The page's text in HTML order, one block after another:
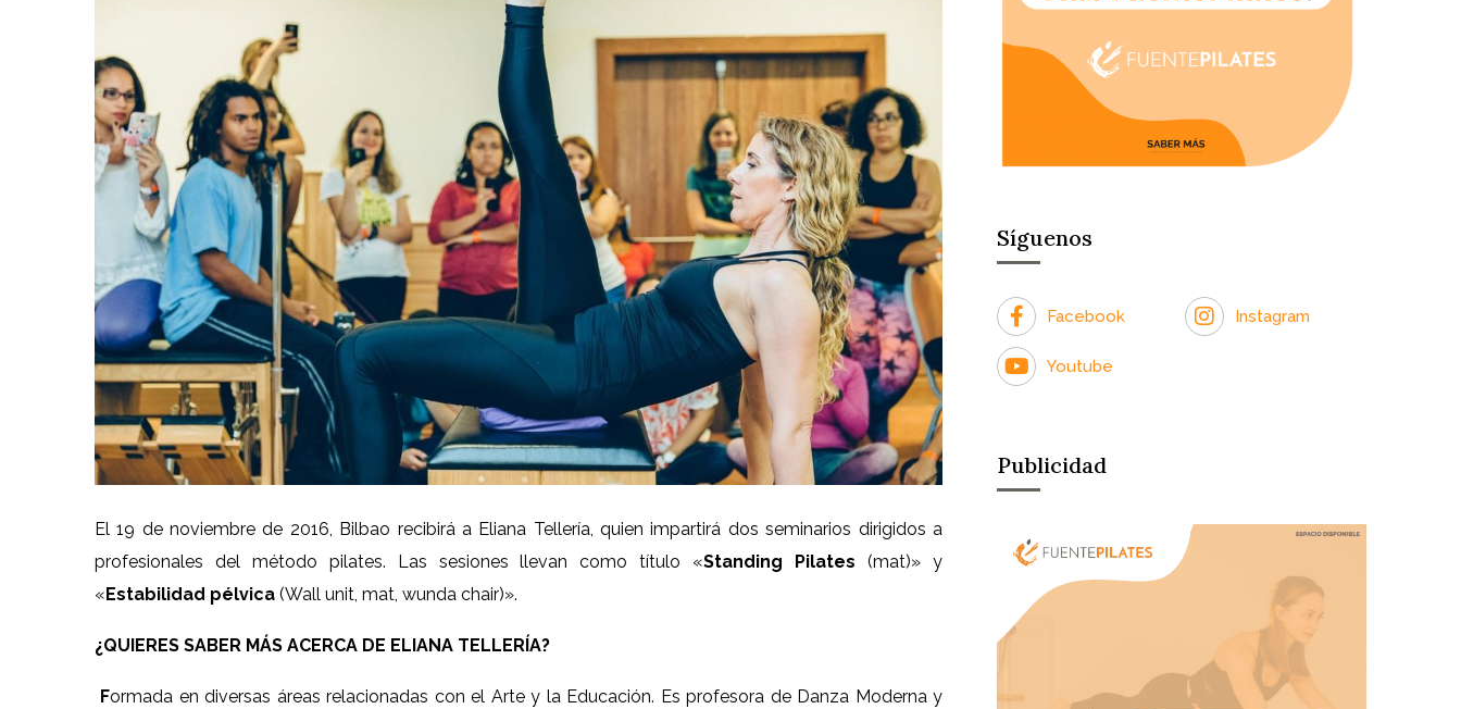
El 19 de noviembre de 2016, Bilbao recibirá a Eliana Tellería, quien impartirá dos seminarios dirigidos a
profesionales del método pilates. Las sesiones llevan como título «Standing Pilates (mat)» y
« Estabilidad pélvica (Wall unit, mat, wunda chair)».
¿QUIERES SABER MÁS ACERCA DE ELIANA TELLERÍA?
Formada en diversas áreas relacionadas con el Arte y la Educación. Es profesora de Danza Moderna y
Síguenos
Facebook Instagram
Youtube
Publicidad